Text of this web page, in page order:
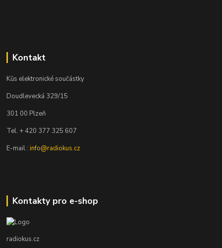
Kontakt
Kůs elektronické součástky
Doudlevecká 329/15
301 00 Plzeň
Tel. + 420 377 325 607
E-mail :info@radiokus.cz
Kontakty pro e-shop
radiokus.cz